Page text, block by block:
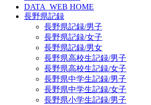
DATA_WEB HOME
長野県記録
長野県記録/男子
長野県記録/女子
長野県記録/男女
長野県高校生記録/男子
長野県高校生記録/女子
長野県中学生記録/男子
長野県中学生記録/女子
長野県小学生記録/男子